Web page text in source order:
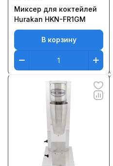
Миксер для коктейлей
Hurakan HKN-FR1GM
В корзину